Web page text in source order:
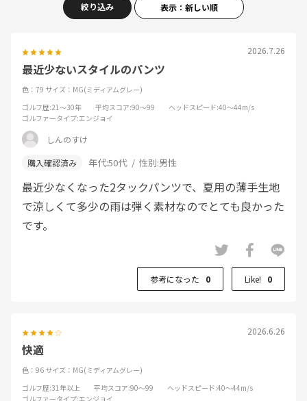
絞り込み 表示：新しい順
2026.7.26
最近少ないスタイルのパンツ
色：79 サイズ：MG(ミディアムグレー)
ゴルフ歴:21～30年 平均スコア:90～99 ヘッドスピード:40～44m/s
ゴルファータイプ:エンジョイ
しんのすけ
年代:50代 性別:男性
最近少なくなった2タックパンツで、夏用の薄手生地
で涼しくて多少の雨は弾く素材なのでとても良かった
です。
参考になった 0 Like! 0
2026.6.26
快適
色：96 サイズ：MG(ミディアムグレー)
ゴルフ歴:31年以上 平均スコア:90～99 ヘッドスピード:40～44m/s
ゴルファータイプ:エンジョイ